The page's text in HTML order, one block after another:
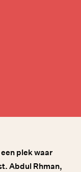
plek waar
Abdul Rhman,